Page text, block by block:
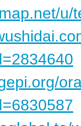
u/